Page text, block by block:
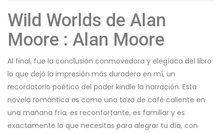
Wild Worlds de Alan
Moore : Alan Moore
Al final, fue la conclusión conmovedora y elegíaca del libro
lo que dejó la impresión más duradera en mí, un
recordatorio poético del poder kindle la narración. Esta
novela romántica es como una taza de café caliente en
una mañana fría, es reconfortante, es familiar y es
exactamente lo que necesitas para alegrar tu día, con